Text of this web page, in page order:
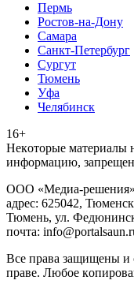
Пермь
Ростов-на-Дону
Самара
Санкт-Петербург
Сургут
Тюмень
Уфа
Челябинск
16+
Heкoтopыe мaтepиaлы
инфopмaцию,
ООО «Медиа-
адрес: 625042,
Тюмень, ул.
почта:
Вce прaвa зaщищeны и
прaве. Любoe